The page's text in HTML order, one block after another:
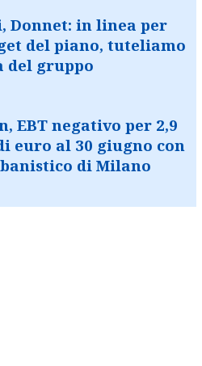
Donnet: in linea per
del piano, tuteliamo
gruppo
EBT negativo per 2,9
euro al 30 giugno con
di Milano